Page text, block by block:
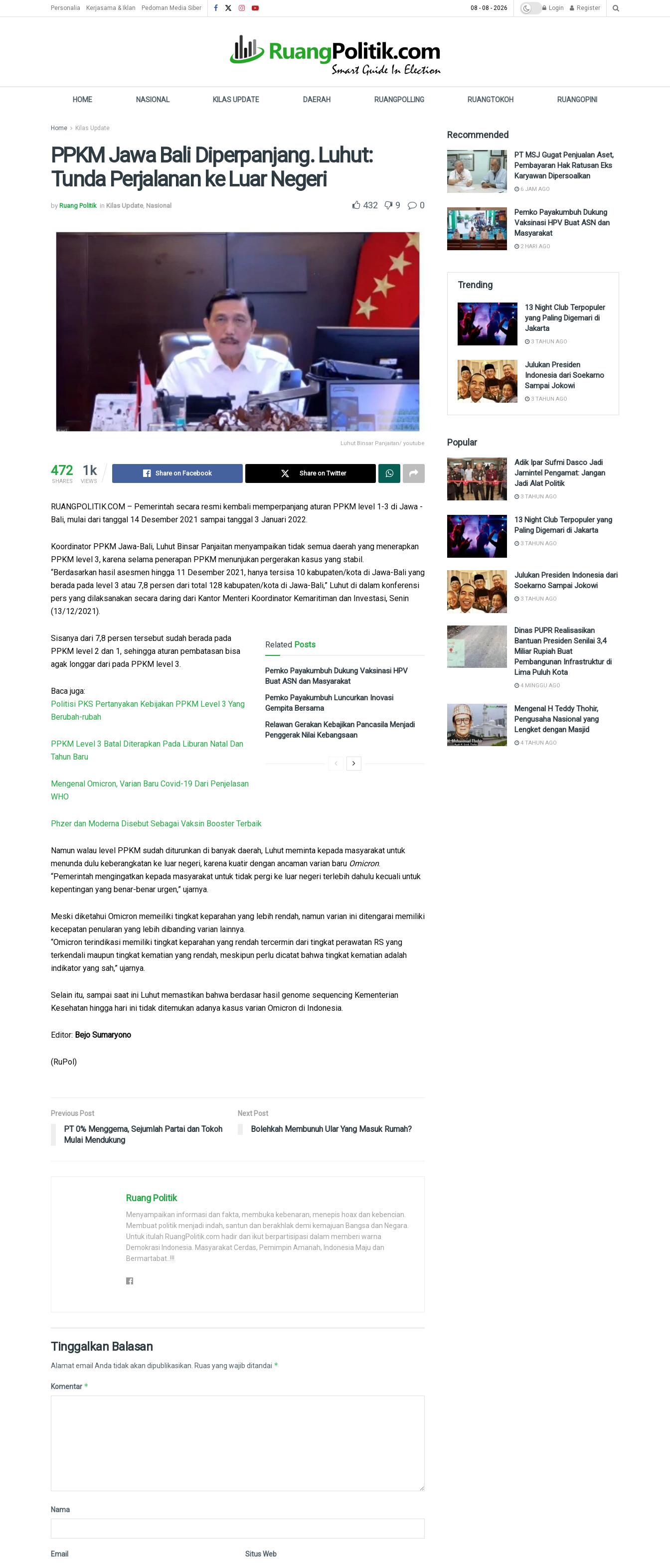
Personalia Kerjasama & Iklan Pedoman Media Siber 08 - 08 - 2026 Login Register
HOME NASIONAL KILAS UPDATE DAERAH RUANGPOLLING RUANGTOKOH RUANGOPINI
Home Kilas Update
PPKM Jawa Bali Diperpanjang. Luhut:
Tunda Perjalanan ke Luar Negeri
by Ruang Politik in Kilas Update, Nasional 432 9 0
Luhut Binsar Panjaitan/ youtube
472
SHARES
1k
VIEWS
Share on Facebook Share on Twitter
RUANGPOLITIK.COM – Pemerintah secara resmi kembali memperpanjang aturan PPKM level 1-3 di Jawa -
Bali, mulai dari tanggal 14 Desember 2021 sampai tanggal 3 Januari 2022.
Koordinator PPKM Jawa-Bali, Luhut Binsar Panjaitan menyampaikan tidak semua daerah yang menerapkan
PPKM level 3, karena selama penerapan PPKM menunjukan pergerakan kasus yang stabil.
“Berdasarkan hasil asesmen hingga 11 Desember 2021, hanya tersisa 10 kabupaten/kota di Jawa-Bali yang
berada pada level 3 atau 7,8 persen dari total 128 kabupaten/kota di Jawa-Bali,” Luhut di dalam konferensi
pers yang dilaksanakan secara daring dari Kantor Menteri Koordinator Kemaritiman dan Investasi, Senin
(13/12/2021).
Related Posts
Pemko Payakumbuh Dukung Vaksinasi HPV
Buat ASN dan Masyarakat
Pemko Payakumbuh Luncurkan Inovasi
Gempita Bersama
Relawan Gerakan Kebajikan Pancasila Menjadi
Penggerak Nilai Kebangsaan
Sisanya dari 7,8 persen tersebut sudah berada pada
PPKM level 2 dan 1, sehingga aturan pembatasan bisa
agak longgar dari pada PPKM level 3.
Baca juga:
Politisi PKS Pertanyakan Kebijakan PPKM Level 3 Yang
Berubah-rubah
PPKM Level 3 Batal Diterapkan Pada Liburan Natal Dan
Tahun Baru
Mengenal Omicron, Varian Baru Covid-19 Dari Penjelasan
WHO
Phzer dan Moderna Disebut Sebagai Vaksin Booster Terbaik
Namun walau level PPKM sudah diturunkan di banyak daerah, Luhut meminta kepada masyarakat untuk
menunda dulu keberangkatan ke luar negeri, karena kuatir dengan ancaman varian baru Omicron.
“Pemerintah mengingatkan kepada masyarakat untuk tidak pergi ke luar negeri terlebih dahulu kecuali untuk
kepentingan yang benar-benar urgen,” ujarnya.
Meski diketahui Omicron memeiliki tingkat keparahan yang lebih rendah, namun varian ini ditengarai memiliki
kecepatan penularan yang lebih dibanding varian lainnya.
“Omicron terindikasi memiliki tingkat keparahan yang rendah tercermin dari tingkat perawatan RS yang
terkendali maupun tingkat kematian yang rendah, meskipun perlu dicatat bahwa tingkat kematian adalah
indikator yang sah,” ujarnya.
Selain itu, sampai saat ini Luhut memastikan bahwa berdasar hasil genome sequencing Kementerian
Kesehatan hingga hari ini tidak ditemukan adanya kasus varian Omicron di Indonesia.
Editor: Bejo Sumaryono
(RuPol)
Previous Post
PT 0% Menggema, Sejumlah Partai dan Tokoh
Mulai Mendukung
Next Post
Bolehkah Membunuh Ular Yang Masuk Rumah?
Ruang Politik
Menyampaikan informasi dan fakta, membuka kebenaran, menepis hoax dan kebencian.
Membuat politik menjadi indah, santun dan berakhlak demi kemajuan Bangsa dan Negara.
Untuk itulah RuangPolitik.com hadir dan ikut berpartisipasi dalam memberi warna
Demokrasi Indonesia. Masyarakat Cerdas, Pemimpin Amanah, Indonesia Maju dan
Bermartabat..!!!
Tinggalkan Balasan
Alamat email Anda tidak akan dipublikasikan. Ruas yang wajib ditandai *
Komentar *
Nama
Email Situs Web
Recommended
PT MSJ Gugat Penjualan Aset,
Pembayaran Hak Ratusan Eks
Karyawan Dipersoalkan
6 JAM AGO
Pemko Payakumbuh Dukung
Vaksinasi HPV Buat ASN dan
Masyarakat
2 HARI AGO
Trending
13 Night Club Terpopuler
yang Paling Digemari di
Jakarta
3 TAHUN AGO
Julukan Presiden
Indonesia dari Soekarno
Sampai Jokowi
3 TAHUN AGO
Popular
Adik Ipar Sufmi Dasco Jadi
Jamintel Pengamat: Jangan
Jadi Alat Politik
3 TAHUN AGO
13 Night Club Terpopuler yang
Paling Digemari di Jakarta
3 TAHUN AGO
Julukan Presiden Indonesia dari
Soekarno Sampai Jokowi
3 TAHUN AGO
Dinas PUPR Realisasikan
Bantuan Presiden Senilai 3,4
Miliar Rupiah Buat
Pembangunan Infrastruktur di
Lima Puluh Kota
4 MINGGU AGO
Mengenal H Teddy Thohir,
Pengusaha Nasional yang
Lengket dengan Masjid
4 TAHUN AGO